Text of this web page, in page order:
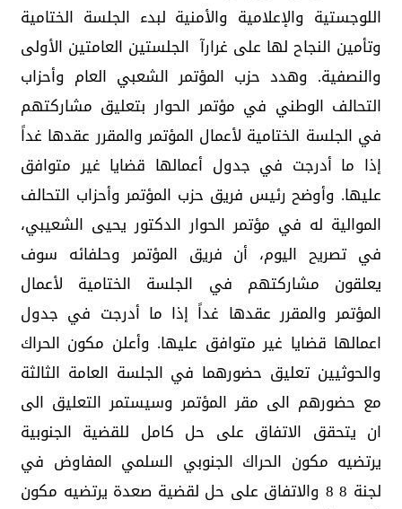
اللوجستية والإعلامية والأمنية لبدء الجلسة الختامية
وتأمين النجاح لها على غرارآ الجلستين العامتين الأولى
والنصفية. وهدد حزب المؤتمر الشعبي العام وأحزاب
التحالف الوطني في مؤتمر الحوار بتعليق مشاركتهم
في الجلسة الختامية لأعمال المؤتمر والمقرر عقدها غداً
إذا ما أدرجت في جدول أعمالها قضايا غير متوافق
عليها. وأوضح رئيس فريق حزب المؤتمر وأحزاب التحالف
الموالية له في مؤتمر الحوار الدكتور يحيى الشعيبي،
في تصريح اليوم، أن فريق المؤتمر وحلفائه سوف
يعلقون مشاركتهم في الجلسة الختامية لأعمال
المؤتمر والمقرر عقدها غداً إذا ما أدرجت في جدول
اعمالها قضايا غير متوافق عليها. وأعلن مكون الحراك
والحوثيين تعليق حضورهما في الجلسة العامة الثالثة
مع حضورهم الى مقر المؤتمر وسيستمر التعليق الى
ان يتحقق الاتفاق على حل كامل للقضية الجنوبية
يرتضيه مكون الحراك الجنوبي السلمي المفاوض في
لجنة 8 8 والاتفاق على حل لقضية صعدة يرتضيه مكون